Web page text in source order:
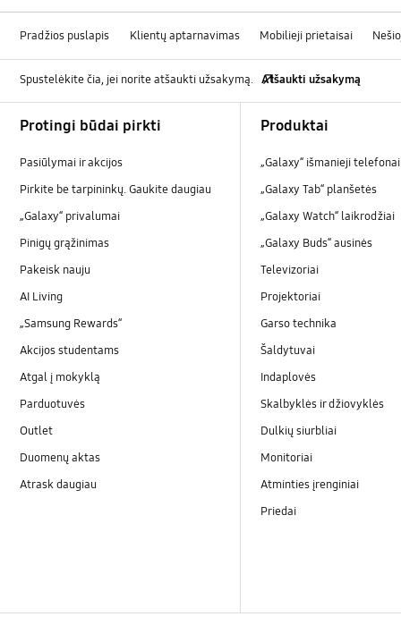
Pradžios puslapis Klientų aptarnavimas Mobilieji prietaisai
Spustelėkite čia, jei norite atšaukti užsakymą. Atšaukti užsakymą
Protingi būdai pirkti
Pasiūlymai ir akcijos
Pirkite be tarpininkų. Gaukite daugiau
„Galaxy“ privalumai
Pinigų grąžinimas
Pakeisk nauju
AI Living
„Samsung Rewards“
Akcijos studentams
Atgal į mokyklą
Parduotuvės
Outlet
Duomenų aktas
Atrask daugiau
Produktai
„Galaxy“ išmanieji telefonai
„Galaxy Tab“ planšetės
„Galaxy Watch“ laikrodžiai
„Galaxy Buds“ ausinės
Televizoriai
Projektoriai
Garso technika
Šaldytuvai
Indaplovės
Skalbyklės ir džiovyklės
Dulkių siurbliai
Monitoriai
Atminties įrenginiai
Priedai